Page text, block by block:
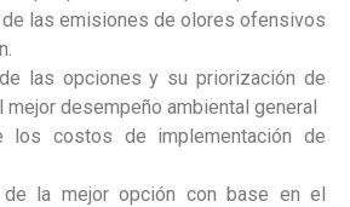
de las emisiones de olores ofensivos
las opciones y su priorización de
mejor desempeño ambiental general
los costos de implementación de
de la mejor opción con base en el